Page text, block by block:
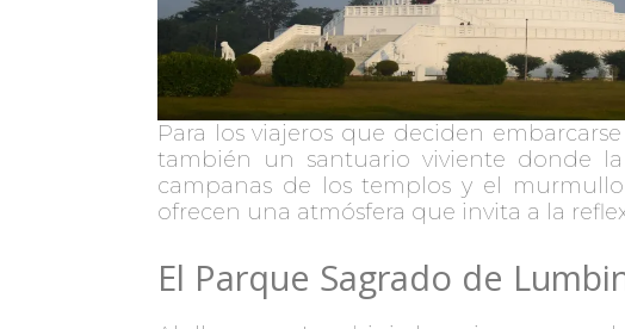
Para los viajeros que deciden
también un santuario viviente donde
campanas de los templos y el
ofrecen una atmósfera que invita a la
El Parque Sagrado de